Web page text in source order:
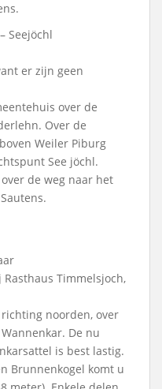
Seejöchl
er zijn geen
over de
Over de
Weiler Piburg
See jöchl.
de weg naar het
Timmelsjoch,
noorden, over
De nu
is best lastig.
Brunnenkogel komt u